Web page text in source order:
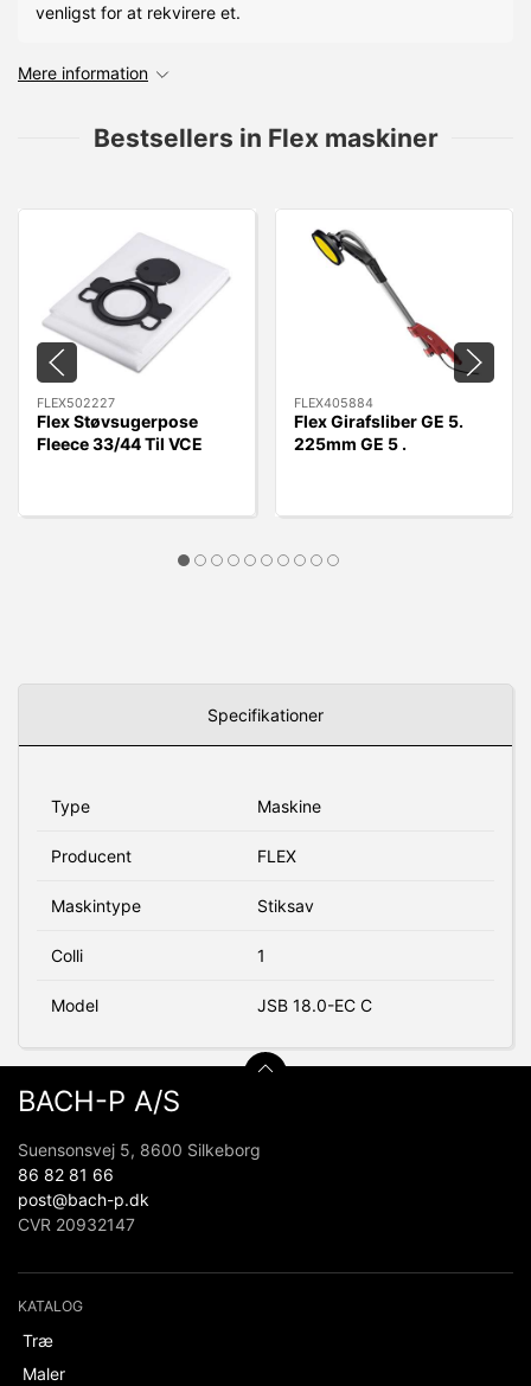
venligst for at rekvirere et.
Mere information
Bestsellers in Flex maskiner
FLEX502227
Flex Støvsugerpose
Fleece 33/44 Til VCE
FLEX405884
Flex Girafsliber GE 5.
225mm GE 5 .
Specifikationer
Type Maskine
Producent FLEX
Maskintype Stiksav
Colli 1
Model JSB 18.0-EC C
BACH-P A/S
Suensonsvej 5, 8600 Silkeborg
86 82 81 66
post@bach-p.dk
CVR 20932147
KATALOG
Træ
Maler